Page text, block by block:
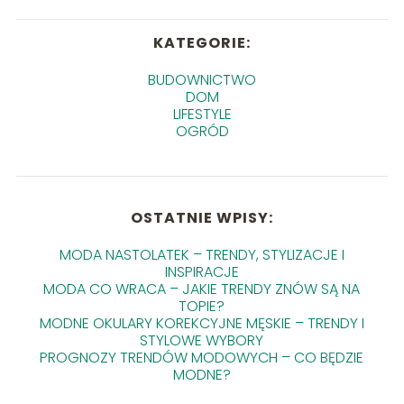
KATEGORIE:
BUDOWNICTWO
DOM
LIFESTYLE
OGRÓD
OSTATNIE WPISY:
MODA NASTOLATEK – TRENDY, STYLIZACJE I
INSPIRACJE
MODA CO WRACA – JAKIE TRENDY ZNÓW SĄ NA
TOPIE?
MODNE OKULARY KOREKCYJNE MĘSKIE – TRENDY I
STYLOWE WYBORY
PROGNOZY TRENDÓW MODOWYCH – CO BĘDZIE
MODNE?